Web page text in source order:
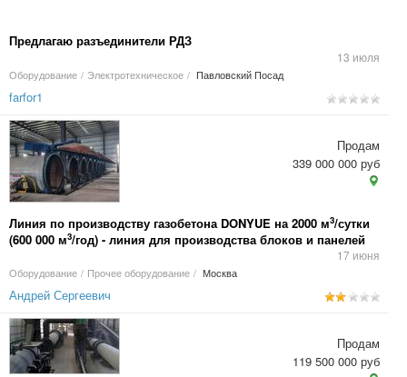
Предлагаю разъединители РДЗ
13 июля
Оборудование / Электротехническое / Павловский Посад
farfor1
Линия по производству газобетона DONYUE на 2000 м3/сутки
(600 000 м3/год) - линия для производства блоков и панелей
17 июня
Оборудование / Прочее оборудование / Москва
Продам
339 000 000 руб
Андрей Сергеевич
Продам
119 500 000 руб